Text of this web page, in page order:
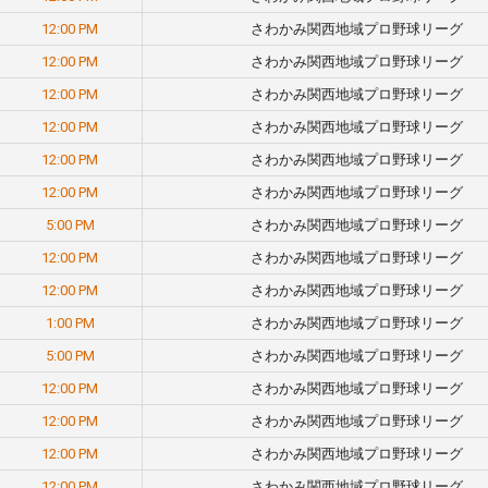
12:00 PM
さわかみ関西地域プロ野球リーグ
12:00 PM
さわかみ関西地域プロ野球リーグ
12:00 PM
さわかみ関西地域プロ野球リーグ
12:00 PM
さわかみ関西地域プロ野球リーグ
12:00 PM
さわかみ関西地域プロ野球リーグ
12:00 PM
さわかみ関西地域プロ野球リーグ
5:00 PM
さわかみ関西地域プロ野球リーグ
12:00 PM
さわかみ関西地域プロ野球リーグ
12:00 PM
さわかみ関西地域プロ野球リーグ
1:00 PM
さわかみ関西地域プロ野球リーグ
5:00 PM
さわかみ関西地域プロ野球リーグ
12:00 PM
さわかみ関西地域プロ野球リーグ
12:00 PM
さわかみ関西地域プロ野球リーグ
12:00 PM
さわかみ関西地域プロ野球リーグ